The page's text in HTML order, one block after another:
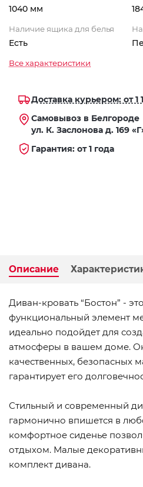
1040 мм
Наличие ящика для белья
Есть
Все характеристики
Доставка курьером: от 1
Самовывоз в Белгороде
ул. К. Заслонова д. 169
Гарантия: от 1 года
Описание
Диван-кровать “Бостон” -
функциональный элемент
идеально подойдет для
атмосферы в вашем доме.
качественных, безопасных
гарантирует его
Стильный и современный
гармонично впишется в
комфортное сиденье
отдыхом. Малые
комплект дивана.